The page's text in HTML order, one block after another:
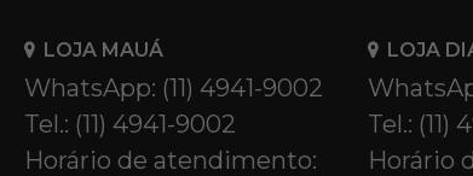
LOJA MAUÁ
WhatsApp: (11) 4941-9002
Tel.: (11) 4941-9002
Horário de atendimento:
LOJA
Tel.: (11)
Horário